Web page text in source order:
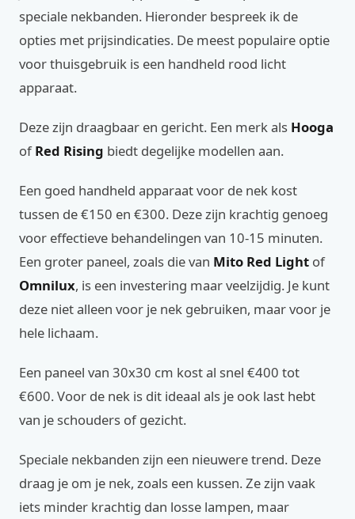
speciale nekbanden. Hieronder bespreek ik de
opties met prijsindicaties. De meest populaire optie
voor thuisgebruik is een handheld rood licht
apparaat.
Deze zijn draagbaar en gericht. Een merk als Hooga
ofRed Rising biedt degelijke modellen aan.
Een goed handheld apparaat voor de nek kost
tussen de €150 en €300. Deze zijn krachtig genoeg
voor effectieve behandelingen van 10-15 minuten.
Een groter paneel, zoals die van Mito Red Light of
Omnilux, is een investering maar veelzijdig. Je kunt
deze niet alleen voor je nek gebruiken, maar voor je
hele lichaam.
Een paneel van 30x30 cm kost al snel €400 tot
€600. Voor de nek is dit ideaal als je ook last hebt
van je schouders of gezicht.
Speciale nekbanden zijn een nieuwere trend. Deze
draag je om je nek, zoals een kussen. Ze zijn vaak
iets minder krachtig dan losse lampen, maar